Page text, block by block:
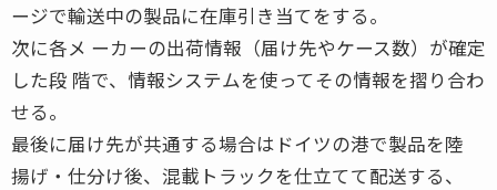
ージで輸送中の製品に在庫引き当てをする。
次に各メ ーカーの出荷情報（届け先やケース数）が確定
した段 階で、情報システムを使ってその情報を摺り合わ
せる。
最後に届け先が共通する場合はドイツの港で製品を陸
揚げ・仕分け後、混載トラックを仕立てて配送する、